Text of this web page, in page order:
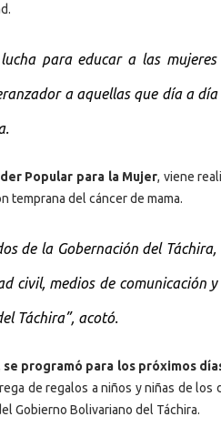
para educar a las
a aquellas que día a
Popular para la Mujer, viene
temprana del cáncer de mama.
de la Gobernación del Táchira,
civil, medios de comunicación
Táchira”, acotó.
se programó para los próximos
de regalos a niños y niñas de los
Gobierno Bolivariano del Táchira.